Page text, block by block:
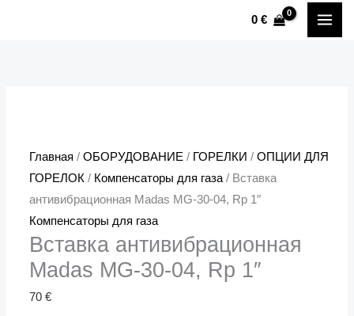
0€
Главная /ОБОРУДОВАНИЕ / ГОРЕЛКИ /ОПЦИИ ДЛЯ
ГОРЕЛОК / Компенсаторы для газа / Вставка
антивибрационная Madas MG-30-04, Rp 1″
Компенсаторы для газа
Вставка антивибрационная
Madas MG-30-04, Rp 1″
70€
04,
Rp
1"